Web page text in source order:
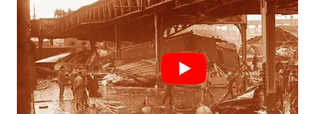
DANAU
TOBA
WN
NIAS